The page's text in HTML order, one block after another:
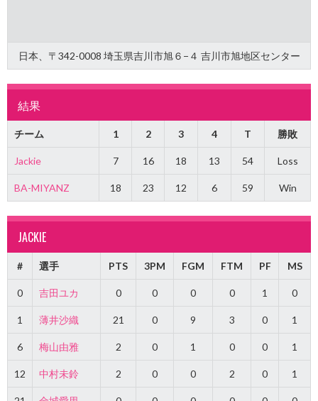
日本、〒342-0008 埼玉県吉川市旭６−４ 吉川市旭地区センター
結果
チーム 1 2 3 4 T 勝敗
Jackie 7 16 18 13 54 Loss
BA-MIYANZ 18 23 12 6 59 Win
JACKIE
# 選手 PTS 3PM FGM FTM PF MS
0 吉田ユカ 0 0 0 0 1 0
1 薄井沙織 21 0 9 3 0 1
6 梅山由雅 2 0 1 0 0 1
12 中村未鈴 2 0 0 2 0 1